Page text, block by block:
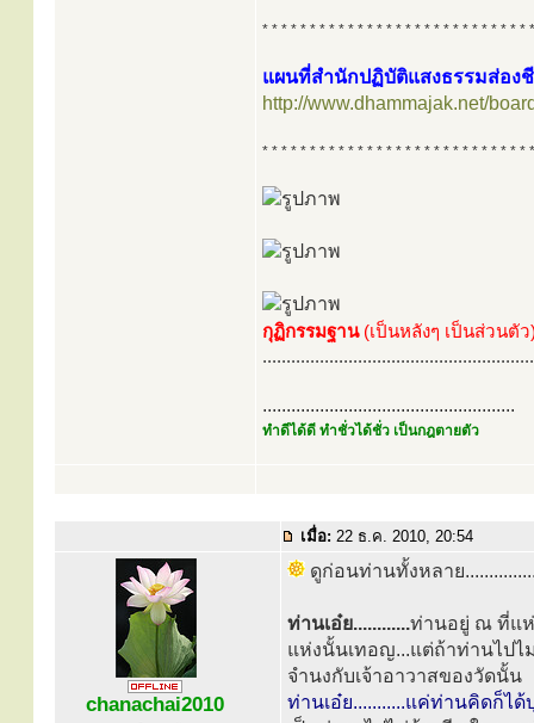
* * * * * * * * * * * * * * * * * * * * * * * * * * * *
แผนที่สำนักปฏิบัติแสงธรรมส่อง
http://www.dhammajak.net/
* * * * * * * * * * * * * * * * * * * * * * * * * * * *
กุฏิกรรมฐาน(เป็นหลังๆ เป็นส่วนตั
.....................................................
ทำดีได้ดี ทำชั่วได้ชั่ว เป็นกฎตายตัว
เมื่อ: 22 ธ.ค. 2010, 20:54
chanachai2010
ดูก่อนท่านทั้งหลาย
ท่านเอ๋ย............ท่านอยู่ ณ ที่แห่
แห่งนั้นเทอญ...แต่ถ้าท่านไปไ
จำนงกับเจ้าอาวาสของวัดนั้น
ท่านเอ๋ย...........แค่ท่านคิดก็ไ